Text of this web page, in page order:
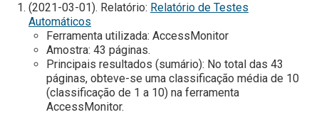
(2021-03-01). Relatório: Relatório de Testes
Automáticos
Ferramenta utilizada: AccessMonitor
Amostra: 43 páginas.
Principais resultados (sumário): No total das 43
páginas, obteve-se uma classificação média de 10
(classificação de 1 a 10) na ferramenta
AccessMonitor.